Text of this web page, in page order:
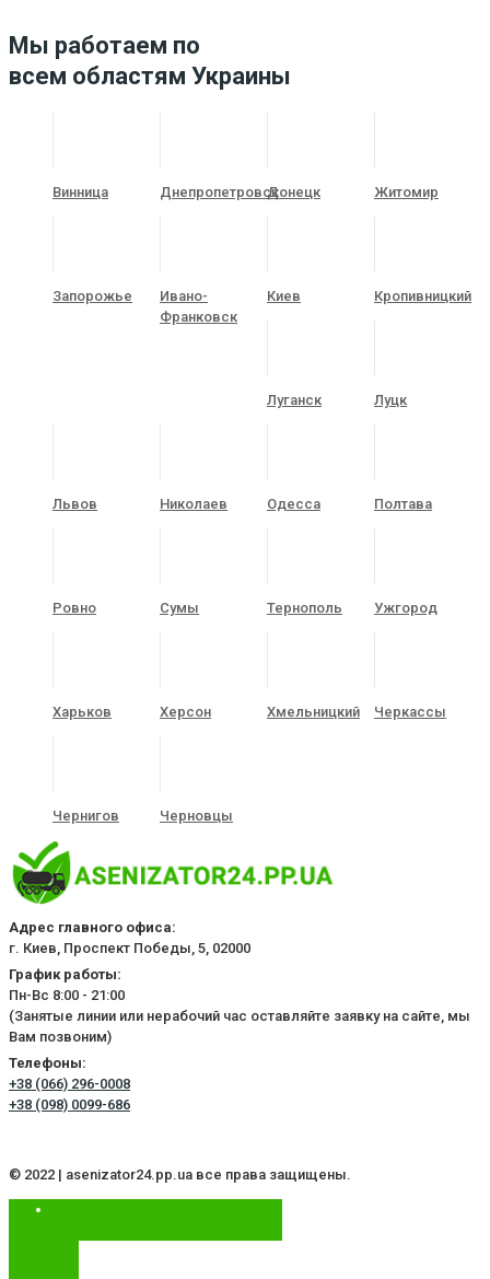
Мы работаем по
всем областям Украины
Винница ДнепропетровскДонецк Житомир
Запорожье
Ивано-
Франковск
Киев Кропивницкий
Луганск Луцк
Львов Николаев Одесса Полтава
Ровно Сумы Тернополь Ужгород
Харьков Херсон Хмельницкий Черкассы
Чернигов Черновцы
Адрес главного офиса:
г. Киев, Проспект Победы, 5, 02000
График работы:
Пн-Вс 8:00 - 21:00
(Занятые линии или нерабочий час оставляйте заявку на сайте, мы
Вам позвоним)
Телефоны:
+38 (066) 296-0008
+38 (098) 0099-686
© 2022 | asenizator24.pp.ua все права защищены.